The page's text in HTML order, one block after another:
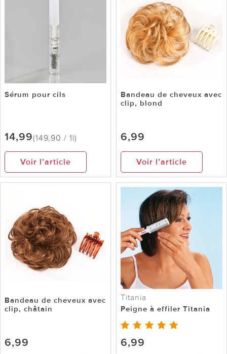
Sérum pour cils
14,99(149,90 / 1l)
Voir l’article
Bandeau de cheveux avec
clip, blond
6,99
Voir l’article
Bandeau de cheveux avec
clip, châtain
6,99
Titania
Peigne à effiler Titania
6,99